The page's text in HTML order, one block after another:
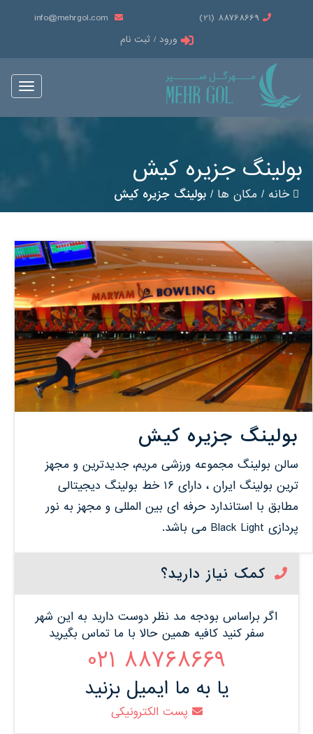
88768669 (21)
info@mehrgol.com
ورود / ثبت نام
Toggle
بولینگ جزیره کیش
خانه/ مکان ها/ بولینگ جزیره کیش
بولینگ جزیره کیش
سالن بولینگ مجموعه ورزشى مریم، جدیدترین و مجهز
ترین بولینگ ایران ، داراى ۱۶ خط بولینگ دیجیتالى
مطابق با استاندارد حرفه اى بین المللى و مجهز به نور
پردازى Black Light مى باشد.
کمک نیاز دارید؟
اگر براساس بودجه مد نظر دوست دارید به این شهر
سفر کنید کافیه همین حالا با ما تماس بگیرید
88768669 021
یا به ما ایمیل بزنید
پست الکترونیکی